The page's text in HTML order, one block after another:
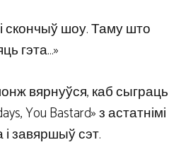
скончыў шоу. Таму што
гэта…»
вярнуўся, каб сыграць
You Bastard» з астатнімі
і завяршыў сэт.